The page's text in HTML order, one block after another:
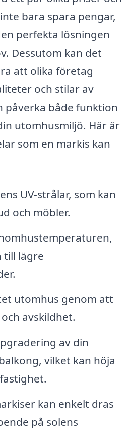
bara spara pengar,
perfekta lösningen
Dessutom kan det
att olika företag
och stilar av
påverka både funktion
utomhusmiljö. Här är
som en markis kan
UV-strålar, som kan
och möbler.
till lägre
utomhus genom att
avskildhet.
av din
vilket kan höja
kan enkelt dras
på solens